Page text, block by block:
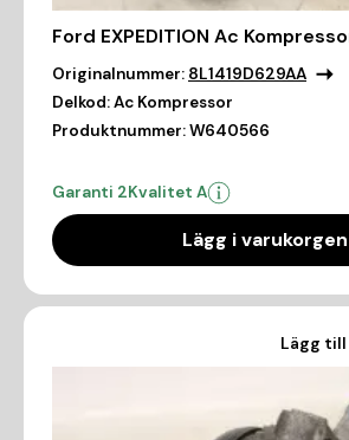
Ford EXPEDITION Ac
Originalnummer: 8L1419D629AA
Delkod:Ac Kompressor
Produktnummer:W640566
Garanti 2Kvalitet A
Lägg i varukorgen
Lägg till